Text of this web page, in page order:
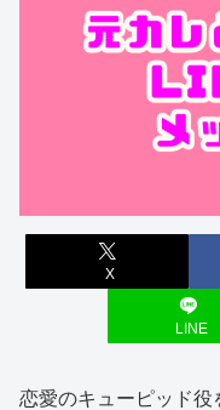
X
LINE
恋愛のキューピッド